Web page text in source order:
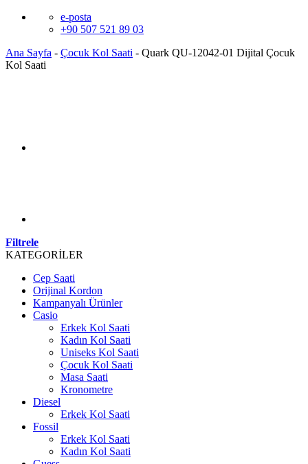
e-posta
+90 507 521 89 03
Ana Sayfa - Çocuk Kol Saati - Quark QU-12042-01 Dijital Çocuk
Kol Saati
Filtrele
KATEGORİLER
Cep Saati
Orijinal Kordon
Kampanyalı Ürünler
Casio
Erkek Kol Saati
Kadın Kol Saati
Uniseks Kol Saati
Çocuk Kol Saati
Masa Saati
Kronometre
Diesel
Erkek Kol Saati
Fossil
Erkek Kol Saati
Kadın Kol Saati